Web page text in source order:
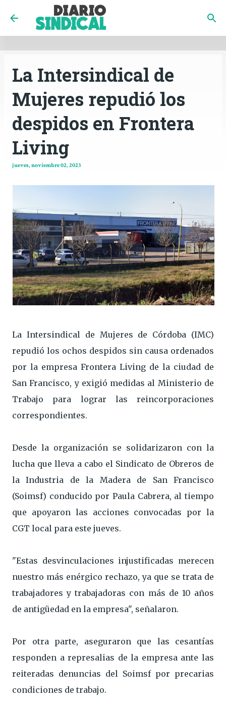
INICIO CÓRDOBA
Ir al contenido principal
La Intersindical de
Mujeres repudió los
despidos en Frontera
Living
jueves, noviembre 02, 2023
La Intersindical de Mujeres de Córdoba (IMC)
repudió los ochos despidos sin causa ordenados
por la empresa Frontera Living de la ciudad de
San Francisco, y exigió medidas al Ministerio de
Trabajo para lograr las reincorporaciones
correspondientes.
Desde la organización se solidarizaron con la
lucha que lleva a cabo el Sindicato de Obreros de
la Industria de la Madera de San Francisco
(Soimsf) conducido por Paula Cabrera, al tiempo
que apoyaron las acciones convocadas por la
CGT local para este jueves.
"Estas desvinculaciones injustificadas merecen
nuestro más enérgico rechazo, ya que se trata de
trabajadores y trabajadoras con más de 10 años
de antigüedad en la empresa", señalaron.
Por otra parte, aseguraron que las cesantías
responden a represalias de la empresa ante las
reiteradas denuncias del Soimsf por precarias
condiciones de trabajo.